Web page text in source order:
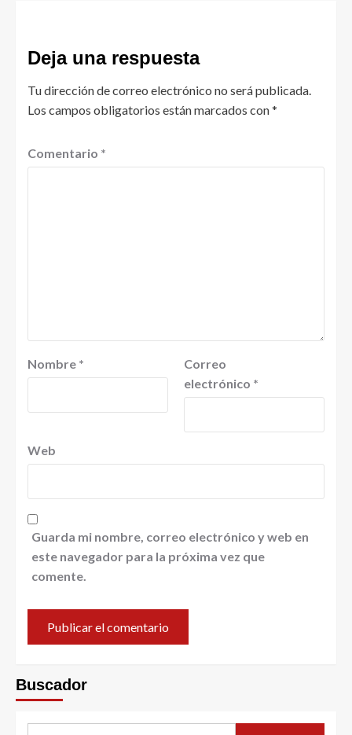
Deja una respuesta
Tu dirección de correo electrónico no será publicada.
Los campos obligatorios están marcados con*
Comentario *
Nombre *
Correo
electrónico *
Web
Guarda mi nombre, correo electrónico y web en
este navegador para la próxima vez que
comente.
Buscador